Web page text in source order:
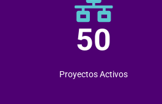
50
Proyectos Activos